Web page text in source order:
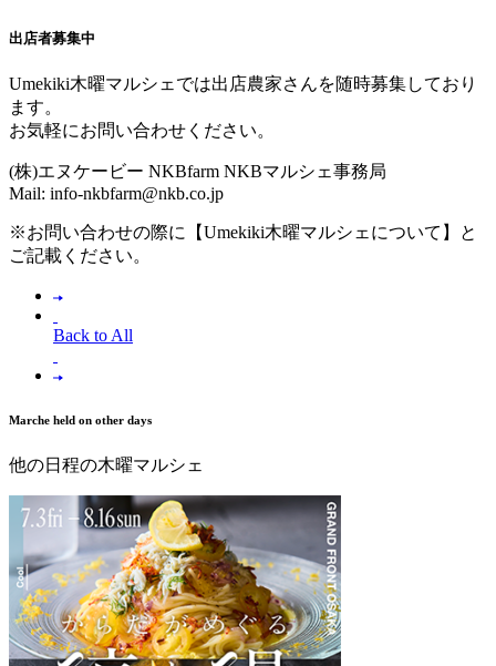
出店者募集中
Umekiki木曜マルシェでは出店農家さんを随時募集しており
ます。
お気軽にお問い合わせください。
(株)エヌケービー NKBfarm NKBマルシェ事務局
Mail: info-nkbfarm@nkb.co.jp
※お問い合わせの際に【Umekiki木曜マルシェについて】と
ご記載ください。
Back to All
Marche held on other days
他の日程の木曜マルシェ